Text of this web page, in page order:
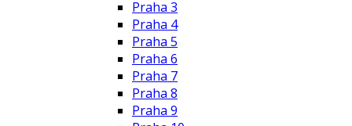
Praha 3
Praha 4
Praha 5
Praha 6
Praha 7
Praha 8
Praha 9